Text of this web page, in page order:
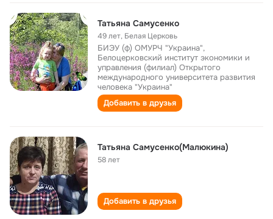
Татьяна Самусенко
49 лет, Белая Церковь
БИЭУ (ф) ОМУРЧ "Украина",
Белоцерковский институт экономики и
управления (филиал) Открытого
международного университета развития
человека "Украина"
Добавить в друзья
Татьяна Самусенко(Малюкина)
58 лет
Добавить в друзья